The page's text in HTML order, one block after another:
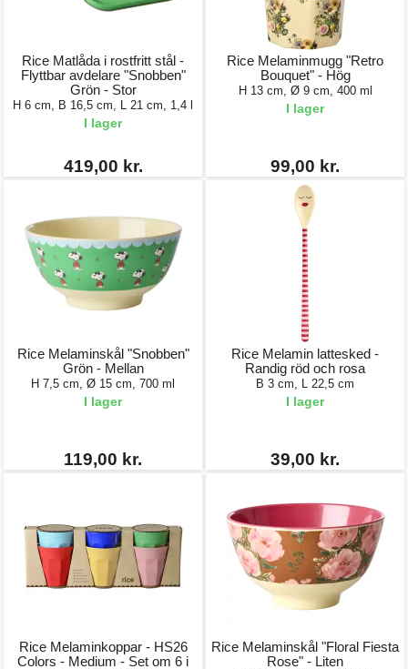
Rice Matlåda i rostfritt stål -
Flyttbar avdelare "Snobben"
Grön - Stor
H 6 cm, B 16,5 cm, L 21 cm, 1,4 l
I lager
419,00 kr.
Rice Melaminmugg "Retro
Bouquet" - Hög
H 13 cm, Ø 9 cm, 400 ml
I lager
99,00 kr.
Rice Melaminskål "Snobben"
Grön - Mellan
H 7,5 cm, Ø 15 cm, 700 ml
I lager
119,00 kr.
Rice Melamin lattesked -
Randig röd och rosa
B 3 cm, L 22,5 cm
I lager
39,00 kr.
Rice Melaminkoppar - HS26
Colors - Medium - Set om 6 i
Rice Melaminskål "Floral Fiesta
Rose" - Liten